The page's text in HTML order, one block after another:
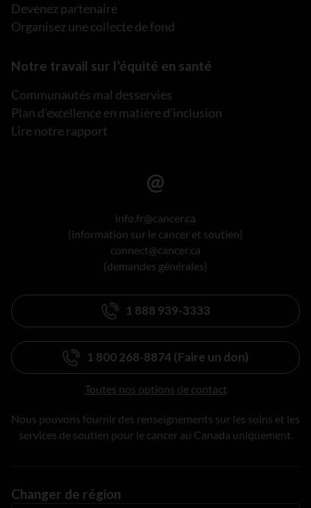
Devenez partenaire
Organisez une collecte de fond
Notre travail sur l’équité en santé
Communautés mal desservies
Plan d’excellence en matière d’inclusion
Lire notre rapport
info.fr@cancer.ca
(information sur le cancer et soutien)
connect@cancer.ca
(demandes générales)
1 888 939-3333
1 800 268-8874 (Faire un don)
Toutes nos options de contact
Nous pouvons fournir des renseignements sur les soins et les
services de soutien pour le cancer au Canada uniquement.
Changer de région